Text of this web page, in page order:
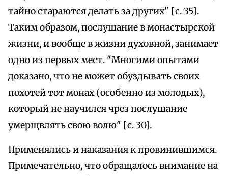
тайно стараются делать за других" [с. 35].
Таким образом, послушание в монастырской
жизни, и вообще в жизни духовной, занимает
одно из первых мест. "Многими опытами
доказано, что не может обуздывать своих
похотей тот монах (особенно из молодых),
который не научился чрез послушание
умерщвлять свою волю" [с. 30].
Применялись и наказания к провинившимся.
Примечательно, что обращалось внимание на